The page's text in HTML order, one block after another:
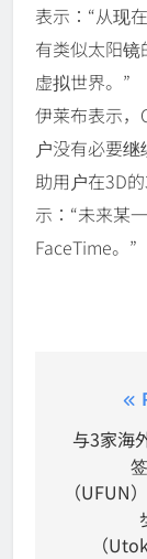
表示：“从现
有类似太阳
虚拟世界。”
伊莱布表示，
户没有必要
助用户在3D
示：“未来某
FaceTime。”
与3家海
（UFUN
（